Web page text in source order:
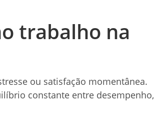
trabalho na
ou satisfação momentânea.
constante entre desempenho,